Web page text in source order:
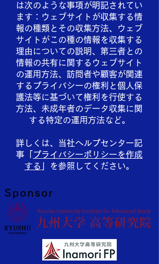
は次のような事項が明記されてい
ます：ウェブサイトが収集する情
報の種類とその収集方法、ウェブ
サイトがこの種の情報を収集する
理由についての説明、第三者との
情報の共有に関するウェブサイト
の運用方法、訪問者や顧客が関連
するプライバシーの権利と個人保
護法等に基づいて権利を行使する
方法、未成年者のデータ収集に関
する特定の運用方法など。
詳しくは、当社ヘルプセンター記
事「
プライバシーポリシーを作成
する
」を参照してください。
Sponsor